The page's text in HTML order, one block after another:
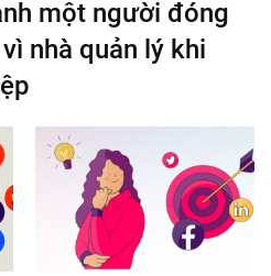
một người đóng
nhà quản lý khi